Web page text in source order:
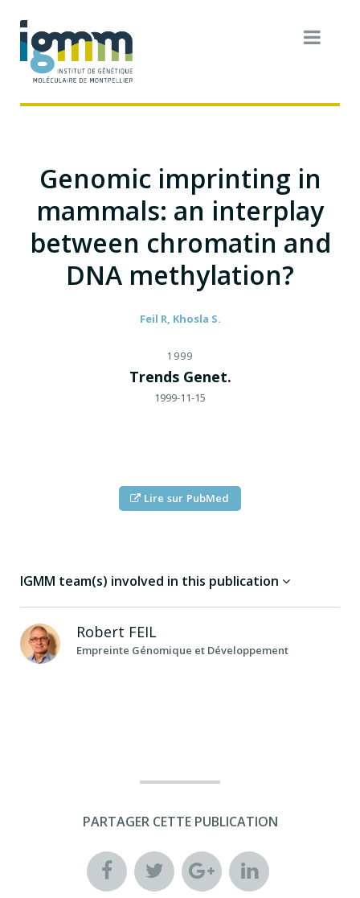
Genomic imprinting in
mammals: an interplay
between chromatin and
DNA methylation?
Feil R, Khosla S.
1999
Trends Genet.
1999-11-15
Lire sur PubMed
IGMM team(s) involved in this publication
Robert FEIL
Empreinte Génomique et Développement
PARTAGER CETTE PUBLICATION